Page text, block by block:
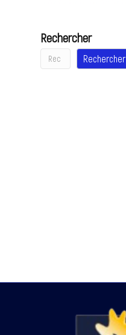
Rechercher
Rechercher